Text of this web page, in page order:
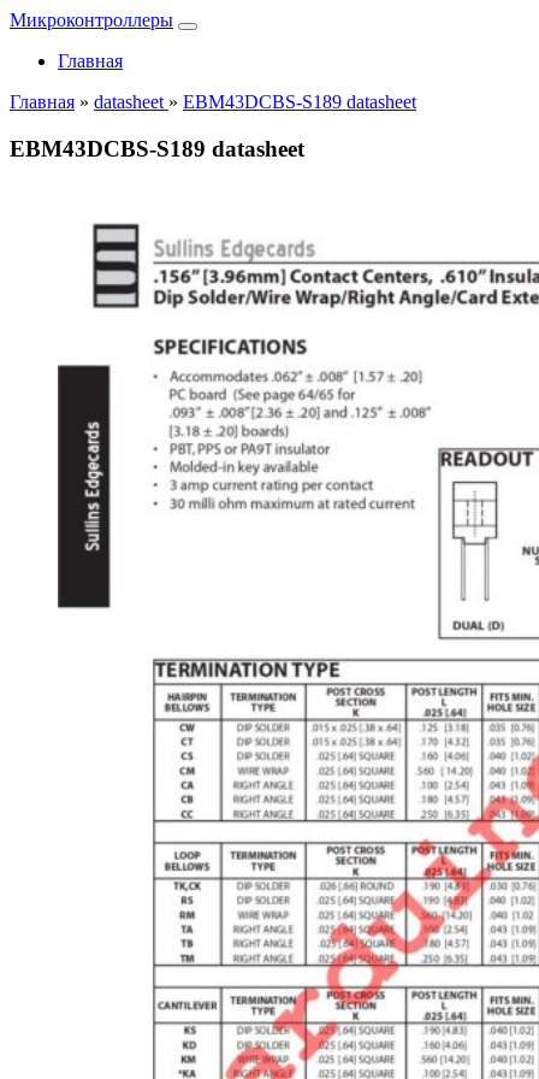
Микроконтроллеры
Главная
Главная » datasheet » EBM43DCBS-S189 datasheet
EBM43DCBS-S189 datasheet